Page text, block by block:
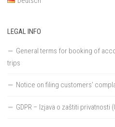
LEGAL INFO
General terms for booking of
trips
Notice on filing customers’
GDPR – Izjava o zaštiti privatnosti